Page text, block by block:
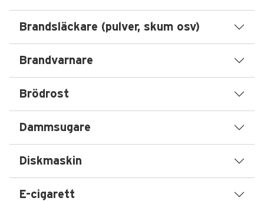
Brandsläckare (pulver, skum osv)
Brandvarnare
Brödrost
Dammsugare
Diskmaskin
E-cigarett